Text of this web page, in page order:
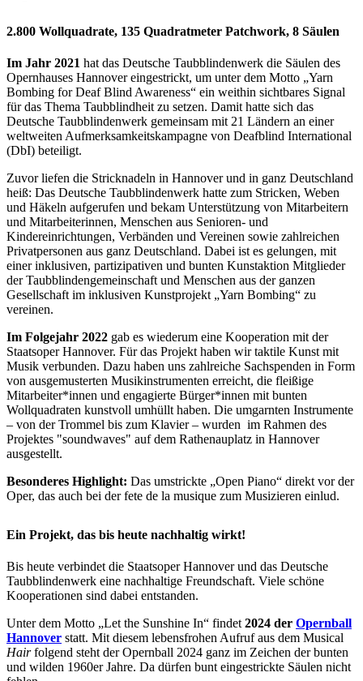
2.800 Wollquadrate, 135 Quadratmeter Patchwork, 8 Säulen
Im Jahr 2021 hat das Deutsche Taubblindenwerk die Säulen des
Opernhauses Hannover eingestrickt, um unter dem Motto „Yarn
Bombing for Deaf Blind Awareness“ ein weithin sichtbares Signal
für das Thema Taubblindheit zu setzen. Damit hatte sich das
Deutsche Taubblindenwerk gemeinsam mit 21 Ländern an einer
weltweiten Aufmerksamkeitskampagne von Deafblind International
(DbI) beteiligt.
Zuvor liefen die Stricknadeln in Hannover und in ganz Deutschland
heiß: Das Deutsche Taubblindenwerk hatte zum Stricken, Weben
und Häkeln aufgerufen und bekam Unterstützung von Mitarbeitern
und Mitarbeiterinnen, Menschen aus Senioren- und
Kindereinrichtungen, Verbänden und Vereinen sowie zahlreichen
Privatpersonen aus ganz Deutschland. Dabei ist es gelungen, mit
einer inklusiven, partizipativen und bunten Kunstaktion Mitglieder
der Taubblindengemeinschaft und Menschen aus der ganzen
Gesellschaft im inklusiven Kunstprojekt „Yarn Bombing“ zu
vereinen.
Im Folgejahr 2022 gab es wiederum eine Kooperation mit der
Staatsoper Hannover. Für das Projekt haben wir taktile Kunst mit
Musik verbunden. Dazu haben uns zahlreiche Sachspenden in Form
von ausgemusterten Musikinstrumenten erreicht, die fleißige
Mitarbeiter*innen und engagierte Bürger*innen mit bunten
Wollquadraten kunstvoll umhüllt haben. Die umgarnten Instrumente
– von der Trommel bis zum Klavier – wurden im Rahmen des
Projektes "soundwaves" auf dem Rathenauplatz in Hannover
ausgestellt.
Besonderes Highlight: Das umstrickte „Open Piano“ direkt vor der
Oper, das auch bei der fete de la musique zum Musizieren einlud.
Ein Projekt, das bis heute nachhaltig wirkt!
Bis heute verbindet die Staatsoper Hannover und das Deutsche
Taubblindenwerk eine nachhaltige Freundschaft. Viele schöne
Kooperationen sind dabei entstanden.
Unter dem Motto „Let the Sunshine In“ findet 2024 der Opernball
Hannover statt. Mit diesem lebensfrohen Aufruf aus dem Musical
Hairfolgend steht der Opernball 2024 ganz im Zeichen der bunten
und wilden 1960er Jahre. Da dürfen bunt eingestrickte Säulen nicht